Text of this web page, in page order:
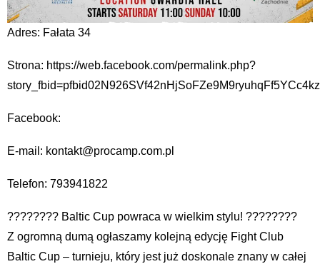
Adres: Fałata 34
Strona: https://web.facebook.com/permalink.php?
Facebook:
E-mail: kontakt@procamp.com.pl
Telefon: 793941822
???????? Baltic Cup powraca w wielkim stylu! ????????
Z ogromną dumą ogłaszamy kolejną edycję Fight Club
Baltic Cup – turnieju, który jest już doskonale znany w całej